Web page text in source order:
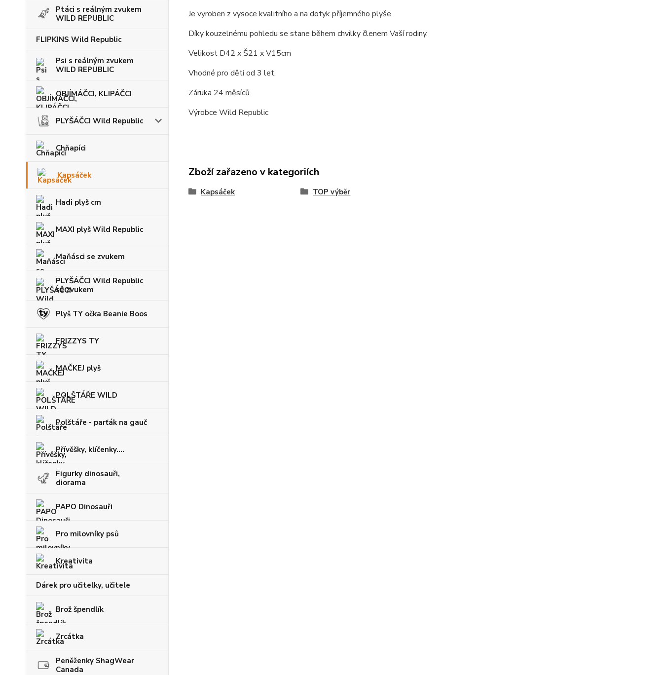
Ptáci s reálným zvukem
WILD REPUBLIC
FLIPKINS Wild Republic
Psi s reálným zvukem
WILD REPUBLIC
OBJÍMÁČCI, KLIPÁČCI
PLYŠÁČCI Wild Republic
Chňapíci
Kapsáček
Hadi plyš cm
MAXI plyš Wild Republic
Maňásci se zvukem
PLYŠÁČCI Wild Republic
se zvukem
Plyš TY očka Beanie Boos
FRIZZYS TY
MAČKEJ plyš
POLŠTÁŘE WILD
Polštáře - parťák na gauč
Přívěšky, klíčenky....
Figurky dinosauři,
diorama
PAPO Dinosauři
Pro milovníky psů
Kreativita
Dárek pro učitelky, učitele
Brož špendlík
Zrcátka
Peněženky ShagWear
Canada
Je vyroben z vysoce kvalitního a na dotyk příjemného plyše.
Díky kouzelnému pohledu se stane během chvilky členem Vaší rodiny.
Velikost D42 x Š21 x V15cm
Vhodné pro děti od 3 let.
Záruka 24 měsíců
Výrobce Wild Republic
Zboží zařazeno v kategoriích
Kapsáček TOP výběr